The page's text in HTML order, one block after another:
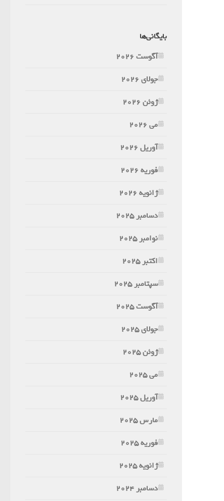
بایگانی‌ها
آگوست 2026
جولای 2026
ژوئن 2026
می 2026
آوریل 2026
فوریه 2026
ژانویه 2026
دسامبر 2025
نوامبر 2025
اکتبر 2025
سپتامبر 2025
آگوست 2025
جولای 2025
ژوئن 2025
می 2025
آوریل 2025
مارس 2025
فوریه 2025
ژانویه 2025
دسامبر 2024